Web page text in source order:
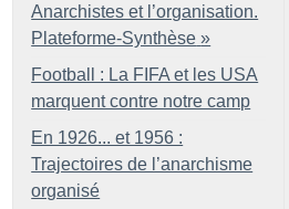
Anarchistes et l’organisation.
Plateforme-Synthèse »
Football : La FIFA et les USA
marquent contre notre camp
En 1926... et 1956 :
Trajectoires de l’anarchisme
organisé